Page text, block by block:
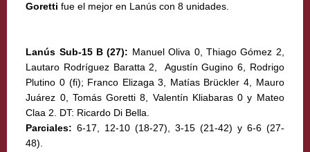
Goretti fue el mejor en Lanús con 8 unidades.
Lanús Sub-15 B (27): Manuel Oliva 0, Thiago Gómez 2,
Lautaro Rodríguez Baratta 2, Agustín Gugino 6, Rodrigo
Plutino 0 (fi); Franco Elizaga 3, Matías Brückler 4, Mauro
Juárez 0, Tomás Goretti 8, Valentín Kliabaras 0 y Mateo
Claa 2. DT: Ricardo Di Bella.
Parciales: 6-17, 12-10 (18-27), 3-15 (21-42) y 6-6 (27-
48).